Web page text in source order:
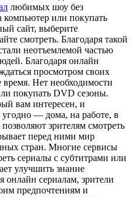
любимых шоу без
компьютер или покупать
сайт, выберите
смотреть. Благодаря такой
неотъемлемой частью
Благодаря онлайн
просмотром своих
Нет необходимости
покупать DVD сезоны.
вам интересен, и
угодно — дома, на работе, в
зрителям смотреть
перед ними мир
стран. Многие сервисы
сериалы с субтитрами или
улучшить знание
онлайн сериалам, зрители
предпочтениям и